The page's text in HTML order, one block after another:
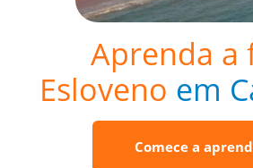
Aprenda a
Esloveno em
Comece a